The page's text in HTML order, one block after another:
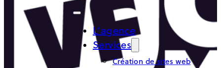
L’agence
Services
Création de sites web